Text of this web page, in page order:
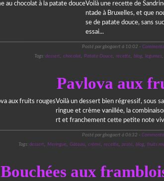
Voilà une recette de
ntade à Bruxelles, et que
se de patate douce, sans
essai...
Posté par gbogaert à 10:02 -
Tags: dessert, chocolat, Patate Douce, recette, blog, legumes,
Pavlova aux
Voilà un dessert bien régressif, sous
ringue et crème vanillée, la
rt et franchement cette petite note
Posté par gbogaert à 06:32 -
Tags: dessert, Meringue, Gâteau, crème, recette, zeste, blog, fruits
Bouchées aux